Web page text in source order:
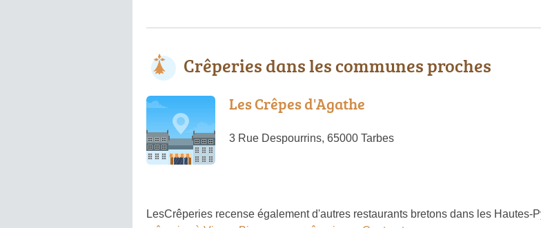
Crêperies dans les communes proches
Les Crêpes d'Agathe
3 Rue Despourrins, 65000 Tarbes
LesCrêperies recense également d'autres restaurants bretons dans les Hautes-